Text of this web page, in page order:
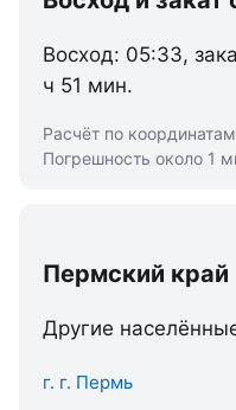
Восход: 05:33,
ч 51 мин.
Расчёт по
Погрешность около 1
Пермский край
Другие
г. г. Пермь